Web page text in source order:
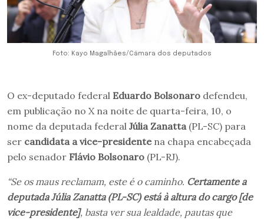
Foto: Kayo Magalhães/Câmara dos deputados
O ex-deputado federal Eduardo Bolsonaro defendeu,
em publicação no X na noite de quarta-feira, 10, o
nome da deputada federal Júlia Zanatta(PL-SC) para
ser candidata a vice-presidentena chapa encabeçada
pelo senador Flávio Bolsonaro (PL-RJ).
“Se os maus reclamam, este é o caminho. Certamente a
deputada Júlia Zanatta (PL-SC) está à altura do cargo [de
vice-presidente], basta ver sua lealdade, pautas que